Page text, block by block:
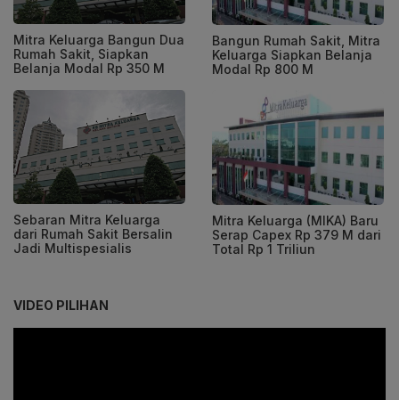
Mitra Keluarga Bangun Dua
Rumah Sakit, Siapkan
Belanja Modal Rp 350 M
Bangun Rumah Sakit, Mitra
Keluarga Siapkan Belanja
Modal Rp 800 M
Sebaran Mitra Keluarga
dari Rumah Sakit Bersalin
Jadi Multispesialis
Mitra Keluarga (MIKA) Baru
Serap Capex Rp 379 M dari
Total Rp 1 Triliun
VIDEO PILIHAN